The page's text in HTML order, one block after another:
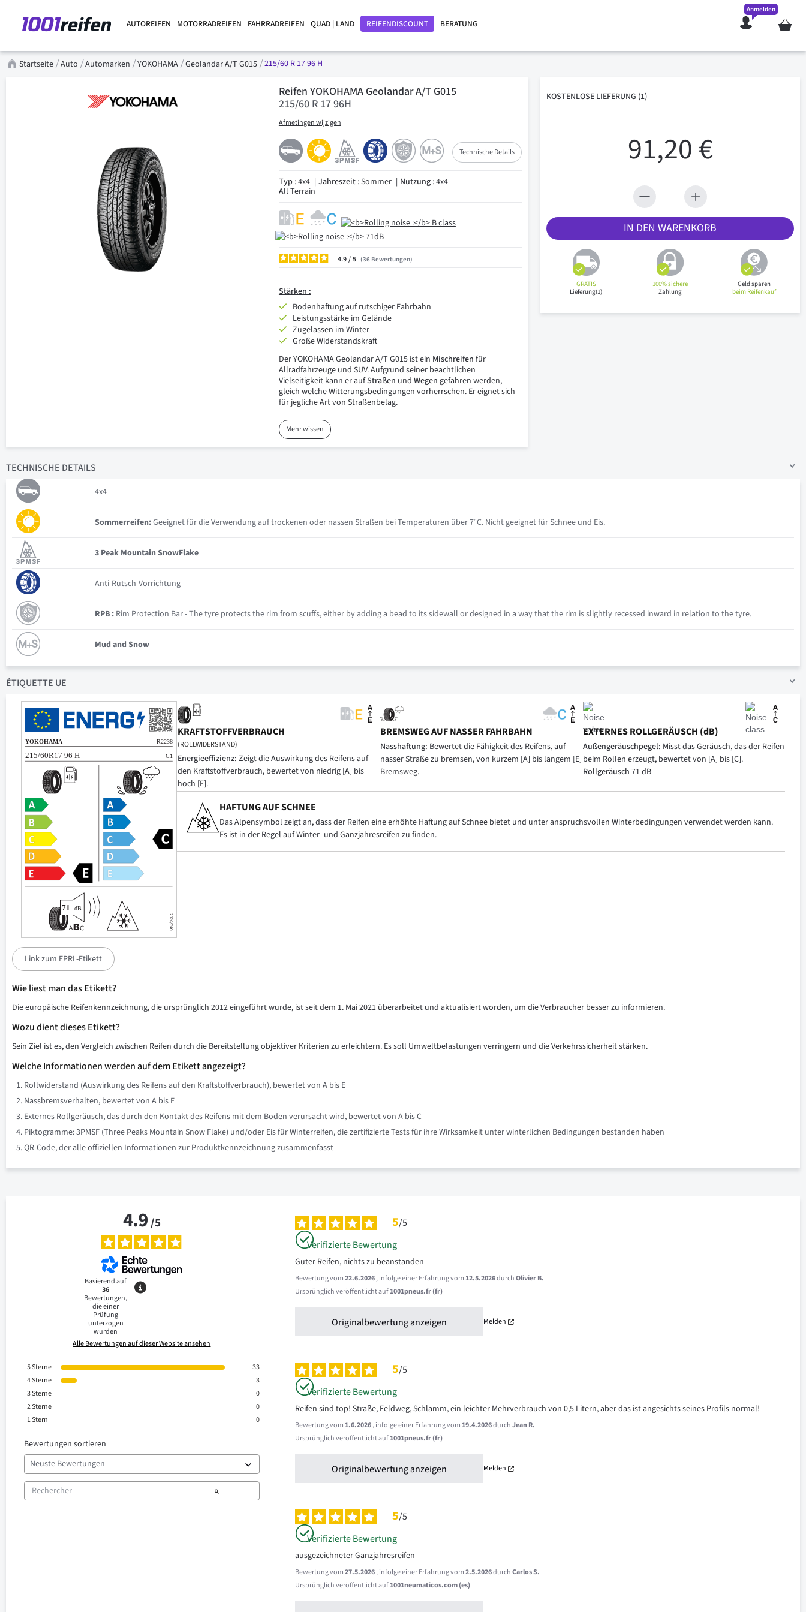
AUTOREIFEN MOTORRADREIFEN FAHRRADREIFEN QUAD | LAND REIFENDISCOUNT BERATUNG Mein
Anmelden
Startseite Auto Automarken YOKOHAMA Geolandar A/T G015 215/60 R 17 96 H
Reifen YOKOHAMA Geolandar A/T G015
215/60 R 17 96H
Afmetingen wijzigen
Technische Details
Typ: 4x4 Jahreszeit: Sommer Nutzung: 4x4
All Terrain
4.9/ 36 Bewertungen
Stärken :
Bodenhaftung auf rutschiger Fahrbahn
Leistungsstärke im Gelände
Zugelassen im Winter
Große Widerstandskraft
Der YOKOHAMA Geolandar A/T G015 ist ein Mischreifen für
Allradfahrzeuge und SUV. Aufgrund seiner beachtlichen
Vielseitigkeit kann er aufStraßen und Wegen gefahren werden,
gleich welche Witterungsbedingungen vorherrschen. Er eignet sich
für jegliche Art von Straßenbelag.
Mehr wissen
KOSTENLOSE LIEFERUNG (1)
91,20 €
IN DEN WARENKORB
GRATIS
Lieferung(1)
100% sichere
Zahlung
Geld sparen
beim Reifenkauf
TECHNISCHE DETAILS
4x4
Sommerreifen:Geeignet für die Verwendung auf trockenen oder nassen Straßen bei Temperaturen über 7°C. Nicht geeignet für Schnee und Eis.
3 Peak Mountain SnowFlake
Anti-Rutsch-Vorrichtung
RPB : Rim Protection Bar - The tyre protects the rim from scuffs, either by adding a bead to its sidewall or designed in a way that the rim is slightly recessed inward in relation to the tyre.
Mud and Snow
ÉTIQUETTE UE
KRAFTSTOFFVERBRAUCH
(ROLLWIDERSTAND)
Energieeffizienz: Zeigt die Auswirkung des Reifens auf
den Kraftstoffverbrauch, bewertet von niedrig [A] bis
hoch [E].
BREMSWEG AUF NASSER FAHRBAHN
Nasshaftung: Bewertet die Fähigkeit des Reifens, auf
nasser Straße zu bremsen, von kurzem [A] bis langem [E]
Bremsweg.
EXTERNES ROLLGERÄUSCH (dB)
Außengeräuschpegel: Misst das Geräusch, das der Reifen
beim Rollen erzeugt, bewertet von [A] bis [C].
Rollgeräusch 71 dB
HAFTUNG AUF SCHNEE
Das Alpensymbol zeigt an, dass der Reifen eine erhöhte Haftung auf Schnee bietet und unter anspruchsvollen Winterbedingungen verwendet werden kann.
Es ist in der Regel auf Winter- und Ganzjahresreifen zu finden.
Link zum EPRL-Etikett
Wie liest man das Etikett?
Die europäische Reifenkennzeichnung, die ursprünglich 2012 eingeführt wurde, ist seit dem 1. Mai 2021 überarbeitet und aktualisiert worden, um die Verbraucher besser zu informieren.
Wozu dient dieses Etikett?
Sein Ziel ist es, den Vergleich zwischen Reifen durch die Bereitstellung objektiver Kriterien zu erleichtern. Es soll Umweltbelastungen verringern und die Verkehrssicherheit stärken.
Welche Informationen werden auf dem Etikett angezeigt?
Rollwiderstand (Auswirkung des Reifens auf den Kraftstoffverbrauch), bewertet von A bis E
Nassbremsverhalten, bewertet von A bis E
Externes Rollgeräusch, das durch den Kontakt des Reifens mit dem Boden verursacht wird, bewertet von A bis C
Piktogramme: 3PMSF (Three Peaks Mountain Snow Flake) und/oder Eis für Winterreifen, die zertifizierte Tests für ihre Wirksamkeit unter winterlichen Bedingungen bestanden haben
QR-Code, der alle offiziellen Informationen zur Produktkennzeichnung zusammenfasst
4.9/5
Basierend auf
36
Bewertungen,
die einer
Prüfung
unterzogen
wurden
Alle Bewertungen auf dieser Website ansehen
5Sterne
33
4Sterne
3
3Sterne
0
2Sterne
0
1Stern 0
Bewertungen sortieren
5/5
Verifizierte Bewertung
Guter Reifen, nichts zu beanstanden
Bewertung vom22.6.2026, infolge einer Erfahrung vom12.5.2026durchOlivier B.
Ursprünglich veröffentlicht auf1001pneus.fr (fr)
Originalbewertung anzeigen Melden
5/5
Verifizierte Bewertung
Reifen sind top! Straße, Feldweg, Schlamm, ein leichter Mehrverbrauch von 0,5 Litern, aber das ist angesichts seines Profils normal!
Bewertung vom1.6.2026, infolge einer Erfahrung vom19.4.2026durchJean R.
Ursprünglich veröffentlicht auf1001pneus.fr (fr)
Originalbewertung anzeigen Melden
5/5
Verifizierte Bewertung
ausgezeichneter Ganzjahresreifen
Bewertung vom27.5.2026, infolge einer Erfahrung vom2.5.2026durchCarlos S.
Ursprünglich veröffentlicht auf1001neumaticos.com (es)